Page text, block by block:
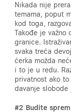
Nikada nije
temama, poput
kod toga,
Takođe je važno
granice.
svaka treća
ćerka možda
i to je u redu.
privatnost ako to
davanje slobode
#2 Budite